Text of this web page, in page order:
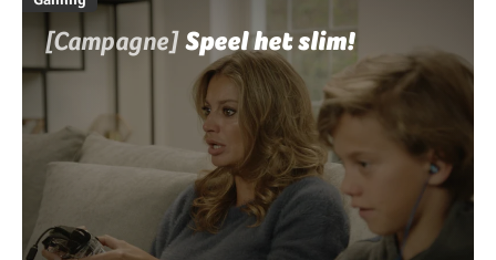
[Campagne]Speel het slim!